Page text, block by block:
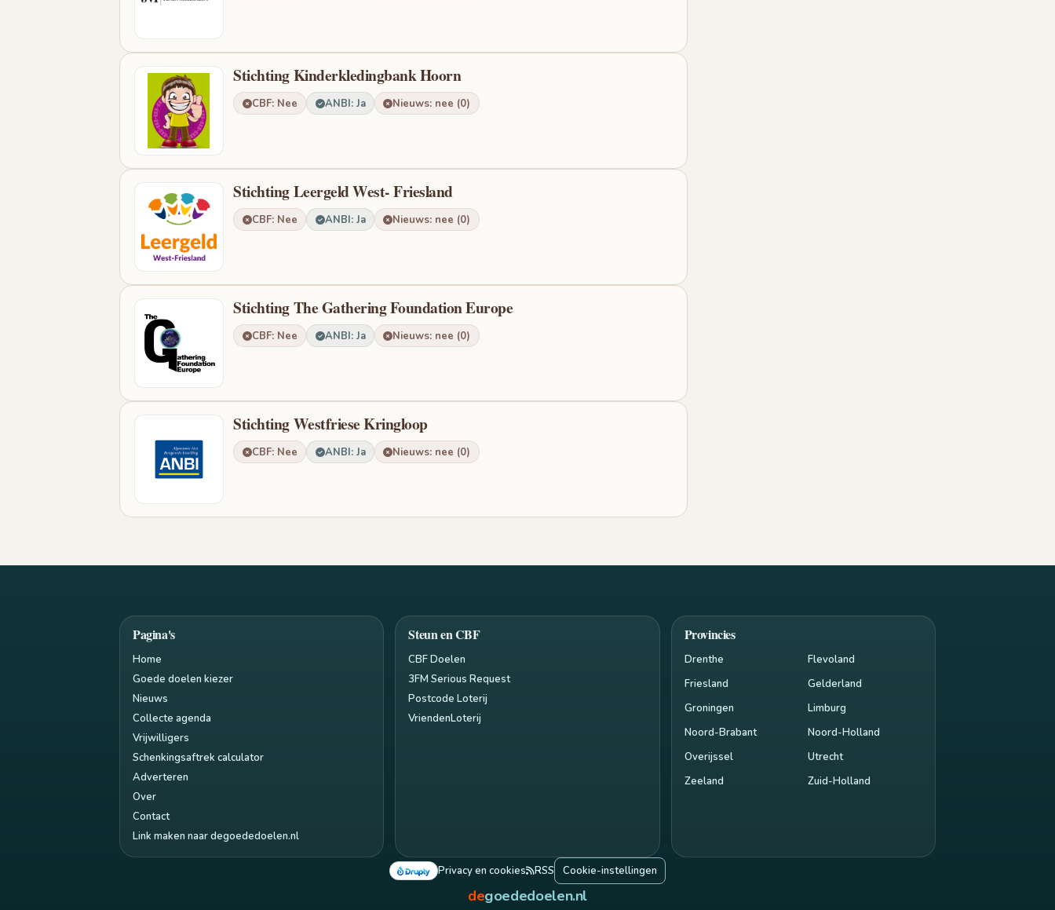
Stichting Kinderkledingbank Hoorn
CBF: Nee ANBI: Ja Nieuws: nee (0)
Stichting Leergeld West- Friesland
CBF: Nee ANBI: Ja Nieuws: nee (0)
Stichting The Gathering Foundation Europe
CBF: Nee ANBI: Ja Nieuws: nee (0)
Stichting Westfriese Kringloop
CBF: Nee ANBI: Ja Nieuws: nee (0)
Pagina's
Home
Goede doelen kiezer
Nieuws
Collecte agenda
Vrijwilligers
Schenkingsaftrek calculator
Adverteren
Over
Contact
Link maken naar degoededoelen.nl
Steun en CBF
CBF Doelen
3FM Serious Request
Postcode Loterij
VriendenLoterij
Provincies
Drenthe
Flevoland
Friesland
Gelderland
Groningen
Limburg
Noord-Brabant
Noord-Holland
Overijssel
Utrecht
Zeeland
Zuid-Holland
Privacy en cookies RSS Cookie-instellingen
degoededoelen.nl